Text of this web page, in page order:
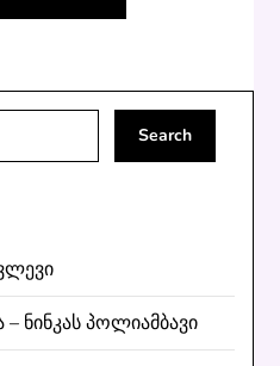
ნინკას პოლიამბავი